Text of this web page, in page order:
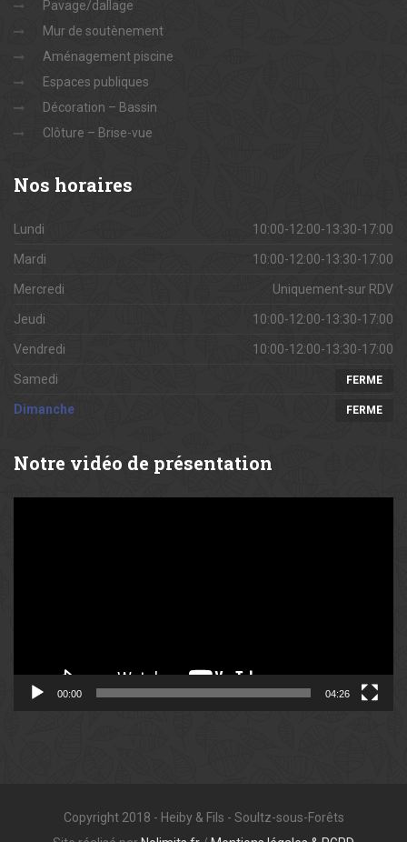
Pavage/dallage
Mur de soutènement
Aménagement piscine
Espaces publiques
Décoration – Bassin
Clôture – Brise-vue
Nos horaires
Lundi 10:00-12:00-13:30-17:00
Mardi 10:00-12:00-13:30-17:00
Mercredi Uniquement-sur RDV
Jeudi 10:00-12:00-13:30-17:00
Vendredi 10:00-12:00-13:30-17:00
Samedi FERME
Dimanche FERME
Notre vidéo de présentation
00:00 04:26
Copyright 2018 - Heiby & Fils - Soultz-sous-Forêts